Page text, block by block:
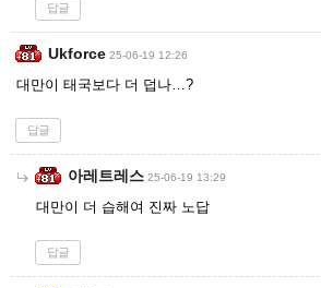
답글
Ukforce 25-06-19 12:26
대만이 태국보다 더 덥나…?
답글
아레트레스 25-06-19 13:29
대만이 더 습해여 진짜 노답
답글